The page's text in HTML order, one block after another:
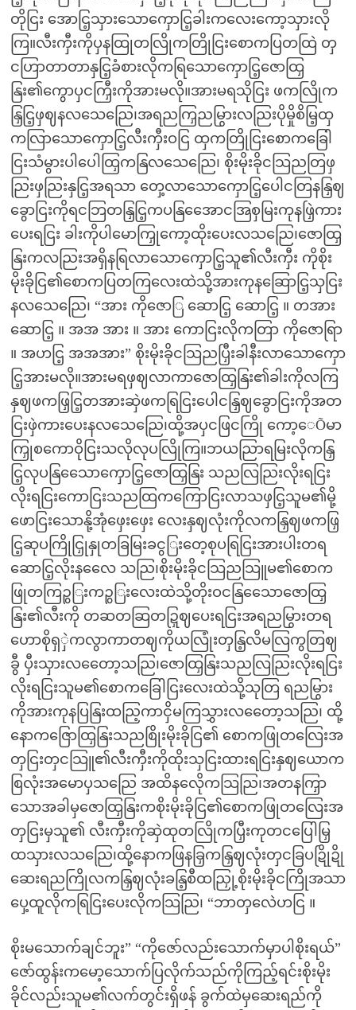
တိုငြး အောငြ့သှားသောကှောငြ့ခါးကလေးကော့သှားလို
ကြ။လီးကှီးကိုပှနထြုတလြိုကတြိုငြးစောကပြတထြဲ တှ
ငဟြာတာတာနှငြ့ခံစားလိုကရြသောကှောငြ့ဇောထြှ
နြး၏ကွောပှငကြှီးကိုအားမလို။အားမရသိုငြး ဖကလြိုက
နြှငြ့ဖှဈနလသေညြေ၊အရညကြှညမြွားလညြးပိုမှိုစိမြ့ထှ
ကလြာသောကှောငြ့လီးကှီးဝငြ ထှကတြိုငြးစောကခြေါ
ငြးသံမွားပါပေါထြှကနြလသေညြေ၊ စိုးမိုးခိုငသြညတြဖှ
ညြးဖှညြးနှငြ့အရသာ တှေ့လာသောကှောငြ့ပေါငတြနနြှဈ
ခွောငြးကိုရငဘြတနြှငြ့ကပနြအေောငအြစှမြးကုနဖြှဲကား
ပေးရငြး ခါးကိုပါမောကြှုကော့ထိုးပေးလသညြေ၊ဇောထြှ
နြးကလညြးအရှိနရြလာသောကှောငြ့သူ၏လီးကှီး ကိုစိုး
မိုးခိုငြ၏စောကပြတကြလေးထဲသို့အားကုနဆြောငြ့သှငြး
နလသေညြေ၊ “အား ကိုဇောြ ဆောငြ့ ဆောငြ့ ။ တအား
ဆောငြ့ ။ အအ အား ။ အား ကောငြးလိုကတြာ ကိုဇောရြာ
။ အဟငြ့ အအအား” စိုးမိုးခိုငသြညပြှီးခါနီးလာသောကှော
ငြ့အားမလို။အားမရဖှဈလာကာဇောထြှနြး၏ခါးကိုလကြ
နှဈဖကဖြှငြ့တအားဆှဲဖကရြငြးပေါငနြှဈခွောငြးကိုအတ
ငြးဖှဲကားပေးနလသေညြေ၊ထို့အပှငဖြငကြို ကော့ေÕမာ
ကြှုစကောဝိုငြးသလိုလုပလြိုကြ။ဘယညြာရမြးလိုကနြှ
ငြ့လုပနြသေောကှောငြ့ဇောထြှနြး သညလြညြးလိုးရငြး
လိုးရငြးကောငြးသညထြကကြောငြးလာသဖှငြ့သူမ၏မို့
ဖောငြးသောနို့အုံဖှေးဖှေး လေးနှဈလုံးကိုလကနြှဈဖကဖြှ
ငြ့ဆုပကြိုငြှုနှုတခြမြးခငွြးတေ့စုပရြငြးအားပါးတရ
ဆောငြ့လိုးနလေေ သညြ၊စိုးမိုးခိုငသြညသြူမ၏စောက
ဖြုတကြဉွြးကဉွြးလေးထဲသို့တိုးဝငနြသေောဇောထြှ
နြး၏လီးကို တဆတဆြတဍြှဈပေးရငြးအရညမြွားတရ
ဟောစိုရှှဲကလွာကာတဈကိုယလြုံးတှနြ့လိမလြကွတြဈ
ခွီ ပှီးသှားလတေော့သညြ၊ဇောထြှနြးသညလြညြးလိုးရငြး
လိုးရငြးသူမ၏စောကခြေါငြးလေးထဲသို့သုတြ ရညမြွား
ကိုအားကုနပြနြးထညြ့ကာငှိမကြသွှားလတေော့သညြ၊ ထို့
နောကဇြောထြှနြးသညစြိုးမိုးခိုငြ၏ စောကဖြုတလြေးအ
တှငြးတှငသြူ၏လီးကှီးကိုထိုးသှငြးထားရငြးနှဈယောက
စြလုံးအမောပှသညြေ အထိနလေိုကသြညြ၊အတနကြှာ
သောအခါမှဇောထြှနြးကစိုးမိုးခိုငြ၏စောကဖြုတလြေးအ
တှငြးမှသူ၏ လီးကှီးကိုဆှဲထုတလြိုကပြှီးကုတငပြေါမြှ
ထသှားလသညြေ၊ထို့နောကဖြနခြှကနြှဈလုံးတှငခြပဍြိုဍို
ဆေးရညကြိုလကနြှဈလုံးခနြ့စီထညြှု့စိုးမိုးခိုငကြိုအသာ
ပှေ့ထူလိုကရြငြးပေးလိုကသြညြ၊ “ဘာတှလေဲဟငြ ။
စိုးမသောက်ချင်ဘူး” “ကိုဇော်လည်းသောက်မှာပါစိုးရယ်”
ဇော်ထွန်းကမော့သောက်ပြလိုက်သည်ကိုကြည့်ရင်းစိုးမိုး
ခိုင်လည်းသူမ၏လက်တွင်းရှိဖန် ခွက်ထဲမှဆေးရည်ကို